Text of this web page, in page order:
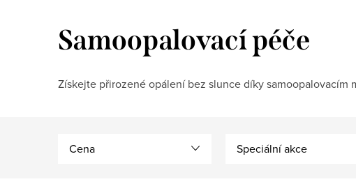
Samoopalovací péče
Získejte přirozené opálení bez slunce díky
Cena Speciální akce